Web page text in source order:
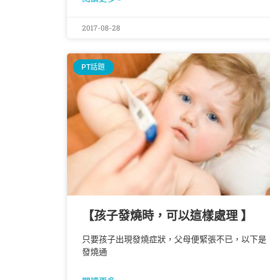
2017-08-28
PT話題
【孩子發燒時，可以這樣處理 】
只要孩子出現發燒症狀，父母便緊張不已，以下是
發燒通